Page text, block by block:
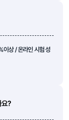
이상 / 온라인 시험 성
요?